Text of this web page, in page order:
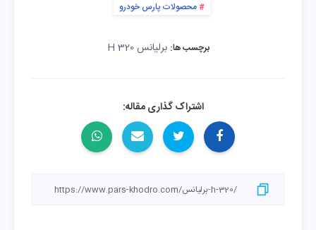
محصولات پارس خودرو
برچسب ها: برلیانس H 320
اشتراک گذاری مقاله: